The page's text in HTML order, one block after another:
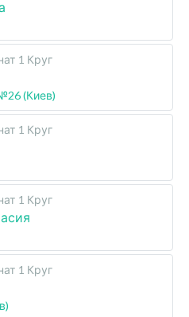
1 Круг
(Киев)
1 Круг
1 Круг
1 Круг